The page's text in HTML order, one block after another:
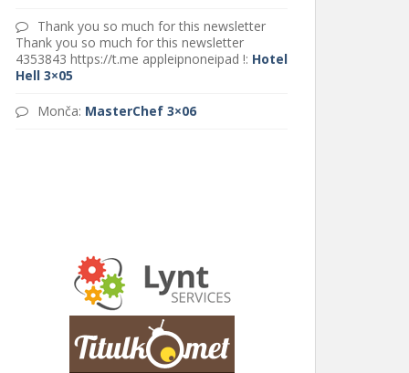
Thank you so much for this newsletter
Thank you so much for this newsletter
4353843 https://t.me appleipnoneipad !: Hotel
Hell 3×05
Monča: MasterChef 3×06